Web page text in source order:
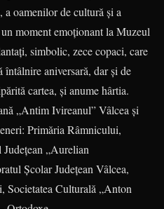
oamenilor de cultură și a
moment emoționant la Muzeul
simbolic, zece copaci, care
întâlnire aniversară, dar și de
cartea, și anume hârtia.
„Antim Ivireanul” Vâlcea și
Primăria Râmnicului,
„Aurelian
Școlar Județean Vâlcea,
Culturală „Anton